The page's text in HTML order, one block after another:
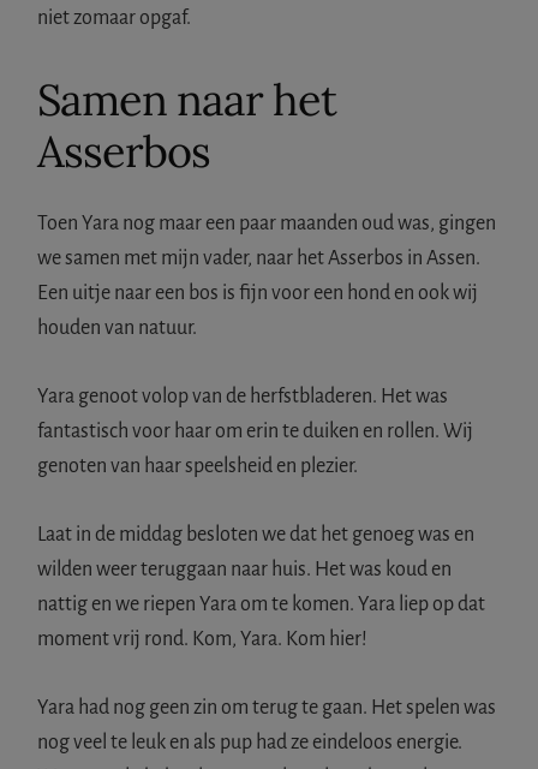
niet zomaar opgaf.
Samen naar het
Asserbos
Toen Yara nog maar een paar maanden oud was, gingen
we samen met mijn vader, naar het Asserbos in Assen.
Een uitje naar een bos is fijn voor een hond en ook wij
houden van natuur.
Yara genoot volop van de herfstbladeren. Het was
fantastisch voor haar om erin te duiken en rollen. Wij
genoten van haar speelsheid en plezier.
Laat in de middag besloten we dat het genoeg was en
wilden weer teruggaan naar huis. Het was koud en
nattig en we riepen Yara om te komen. Yara liep op dat
moment vrij rond. Kom, Yara. Kom hier!
Yara had nog geen zin om terug te gaan. Het spelen was
nog veel te leuk en als pup had ze eindeloos energie.